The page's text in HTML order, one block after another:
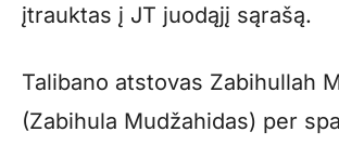
įtrauktas į JT juodąjį sąrašą.
Talibano atstovas Zabihullah
(Zabihula Mudžahidas) per